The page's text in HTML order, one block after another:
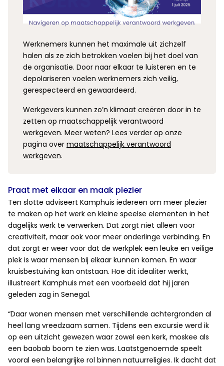
Werknemers kunnen het maximale uit zichzelf
halen als ze zich betrokken voelen bij het doel van
de organisatie. Door naar elkaar te luisteren en te
depolariseren voelen werknemers zich veilig,
gerespecteerd en gewaardeerd.
Werkgevers kunnen zo’n klimaat creëren door in te
zetten op maatschappelijk verantwoord
werkgeven. Meer weten? Lees verder op onze
pagina over maatschappelijk verantwoord
werkgeven.
Praat met elkaar en maak plezier
Ten slotte adviseert Kamphuis iedereen om meer plezier
te maken op het werk en kleine speelse elementen in het
dagelijks werk te verwerken. Dat zorgt niet alleen voor
creativiteit, maar ook voor meer onderlinge verbinding. En
dat zorgt er weer voor dat de werkplek een leuke en veilige
plek is waar mensen bij elkaar kunnen komen. En waar
kruisbestuiving kan ontstaan. Hoe dit idealiter werkt,
illustreert Kamphuis met een voorbeeld dat hij jaren
geleden zag in Senegal.
“Daar wonen mensen met verschillende achtergronden al
heel lang vreedzaam samen. Tijdens een excursie werd ik
op een uitzicht gewezen waar zowel een kerk, moskee als
een baobab boom te zien was. Laatstgenoemde speelt
vooral een belangrijke rol binnen natuurreligies. Ik dacht dat